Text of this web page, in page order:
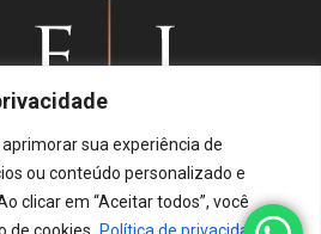
sua experiência de
ou conteúdo personalizado e
clicar em “Aceitar todos”, você
de cookies. Política de privacidade
de privacidade